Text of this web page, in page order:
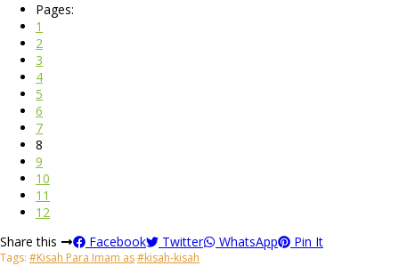
Pages:
1
2
3
4
5
6
7
8
9
10
11
12
Share this
Facebook Twitter WhatsApp Pin It
Tags: #Kisah Para Imam as#kisah-kisah